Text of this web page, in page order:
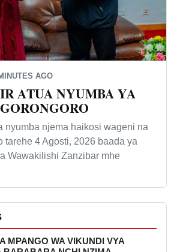
AGO
ATUA NYUMBA YA
nyumba njema haikosi wageni na
tarehe 4 Agosti, 2026 baada ya
Wawakilishi Zanzibar mhe
MPANGO WA VIKUNDI VYA